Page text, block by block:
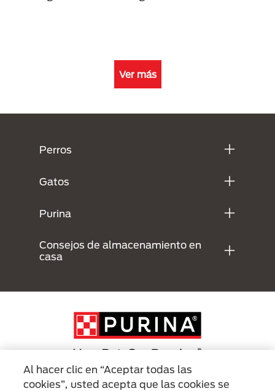
Ver más
Perros
Gatos
Purina
Consejos de almacenamiento en
casa
Al hacer clic en “Aceptar todas las
cookies”, usted acepta que las cookies se